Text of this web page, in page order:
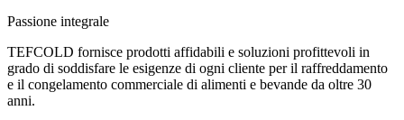
Passione integrale
TEFCOLD fornisce prodotti affidabili e soluzioni profittevoli in
grado di soddisfare le esigenze di ogni cliente per il raffreddamento
e il congelamento commerciale di alimenti e bevande da oltre 30
anni.